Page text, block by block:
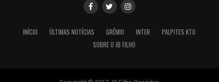
INÍCIO ÚLTIMAS NOTÍCIAS GRÊMIO INTER
PALPITES KTO
SOBRE O JB FILHO